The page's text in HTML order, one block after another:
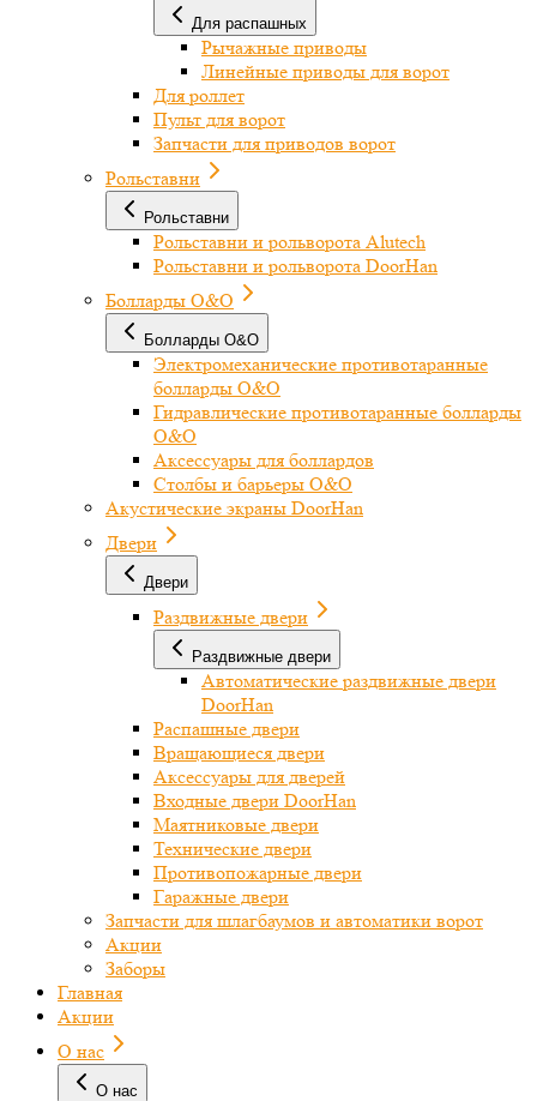
Для распашных
Рычажные приводы
Линейные приводы для ворот
Для роллет
Пульт для ворот
Запчасти для приводов ворот
Рольставни
Рольставни
Рольставни и рольворота Alutech
Рольставни и рольворота DoorHan
Болларды O&O
Болларды O&O
Электромеханические противотаранные
болларды O&O
Гидравлические противотаранные болларды
O&O
Аксессуары для боллардов
Столбы и барьеры O&O
Акустические экраны DoorHan
Двери
Двери
Раздвижные двери
Раздвижные двери
Автоматические раздвижные двери
DoorHan
Распашные двери
Вращающиеся двери
Аксессуары для дверей
Входные двери DoorHan
Маятниковые двери
Технические двери
Противопожарные двери
Гаражные двери
Запчасти для шлагбаумов и автоматики ворот
Акции
Заборы
Главная
Акции
О нас
О нас